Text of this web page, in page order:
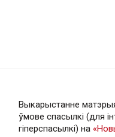
Выкарыстанне
ўмове спасылкі (для
гiперспасылкi) на